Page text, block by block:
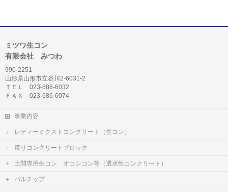
ミツワ生コン
有限会社 みつわ
990-2251
山形県山形市立谷川2-6031-2
ＴＥＬ 023-686-6032
ＦＡＸ 023-686-6074
事業内容
レディーミクストコンクリート（生コン）
戻りコンクリートブロック
土間専用生コン オコシコン等（透水性コンクリート）
バルチップ